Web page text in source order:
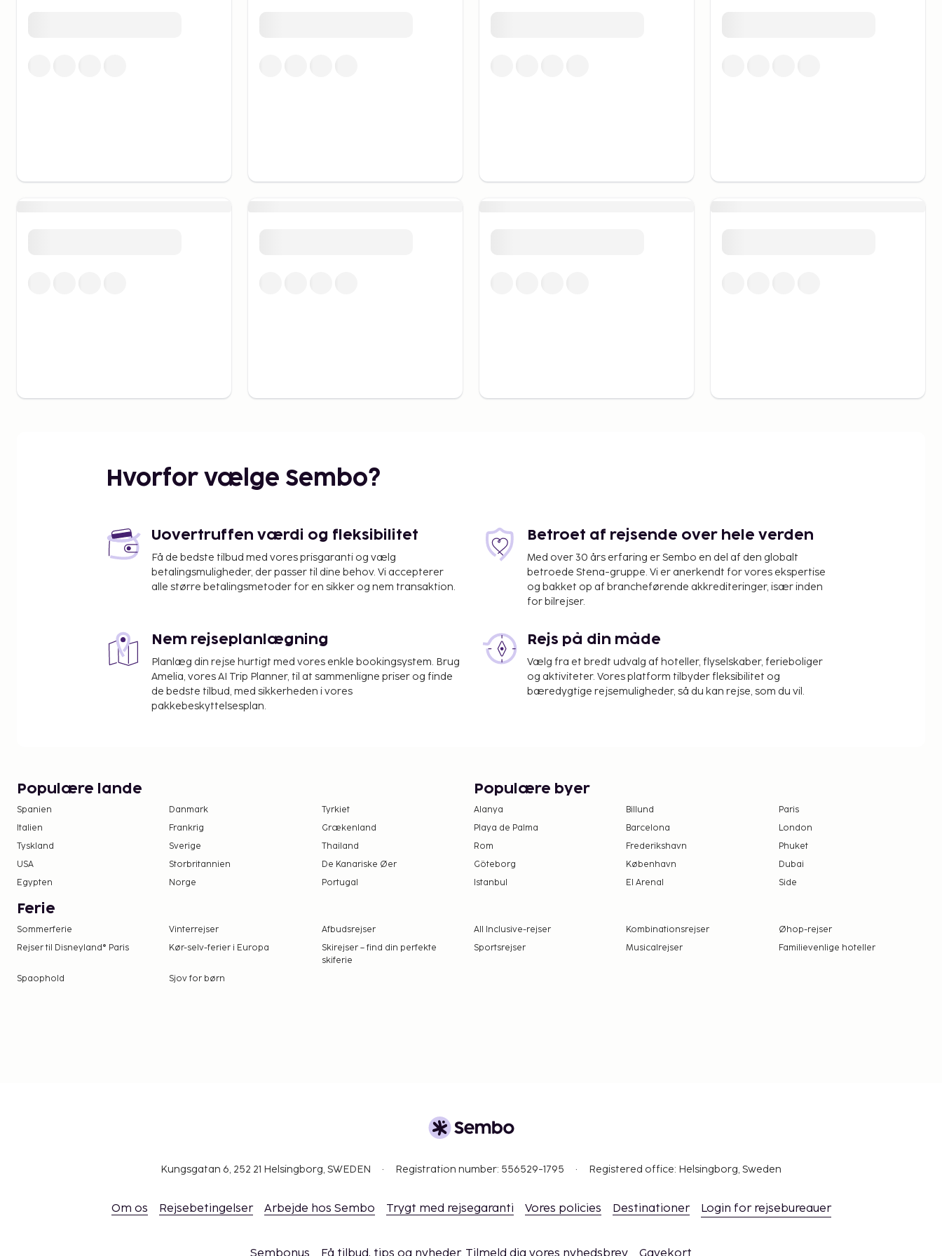
Hvorfor vælge Sembo?
Uovertruffen værdi og fleksibilitet
Få de bedste tilbud med vores prisgaranti og vælg
betalingsmuligheder, der passer til dine behov. Vi accepterer
alle større betalingsmetoder for en sikker og nem transaktion.
Betroet af rejsende over hele verden
Med over 30 års erfaring er Sembo en del af den globalt
betroede Stena-gruppe. Vi er anerkendt for vores ekspertise
og bakket op af brancheførende akkrediteringer, især inden
for bilrejser.
Nem rejseplanlægning
Planlæg din rejse hurtigt med vores enkle bookingsystem. Brug
Amelia, vores AI Trip Planner, til at sammenligne priser og finde
de bedste tilbud, med sikkerheden i vores
pakkebeskyttelsesplan.
Rejs på din måde
Vælg fra et bredt udvalg af hoteller, flyselskaber, ferieboliger
og aktiviteter. Vores platform tilbyder fleksibilitet og
bæredygtige rejsemuligheder, så du kan rejse, som du vil.
Populære lande
Spanien Danmark
Tyrkiet
Italien
Frankrig
Grækenland
Tyskland
Sverige
Thailand
USA
Storbritannien
De Kanariske Øer
Egypten
Norge Portugal
Populære byer
Alanya Billund
Paris
Playa de Palma
Barcelona
London
Rom
Frederikshavn
Phuket
Göteborg
København
Dubai
Istanbul
El Arenal Side
Ferie
Sommerferie Vinterrejser Afbudsrejser All Inclusive-rejser Kombinationsrejser
Øhop-rejser
Rejser til Disneyland® Paris
Kør-selv-ferier i Europa
Skirejser – find din perfekte
skiferie
Sportsrejser Musicalrejser Familievenlige hoteller
Spaophold Sjov for børn
Kungsgatan 6, 252 21 Helsingborg, SWEDEN Registration number: 556529-1795 Registered office: Helsingborg, Sweden
Om os Rejsebetingelser Arbejde hos Sembo Trygt med rejsegaranti Vores policies Destinationer Login for rejsebureauer
Sembonus Få tilbud, tips og nyheder. Tilmeld dig vores nyhedsbrev Gavekort